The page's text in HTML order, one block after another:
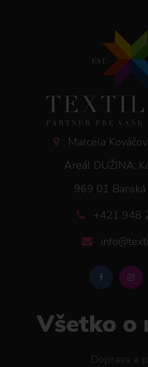
Marcela
Areál DUŽINA,
969 01 Banská
+421 948
Všetko o
Doprava a